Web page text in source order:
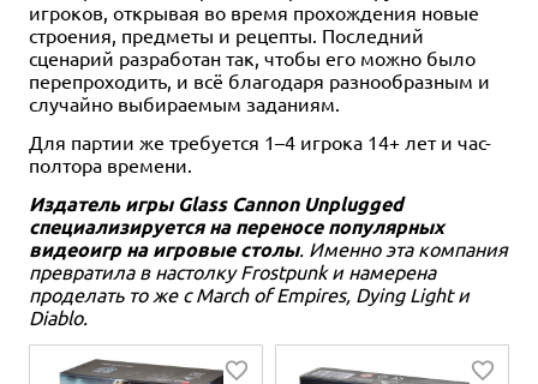
игроков, открывая во время прохождения новые
строения, предметы и рецепты. Последний
сценарий разработан так, чтобы его можно было
перепроходить, и всё благодаря разнообразным и
случайно выбираемым заданиям.
Для партии же требуется 1–4 игрока 14+ лет и час-
полтора времени.
Издатель игры Glass Cannon Unplugged
специализируется на переносе популярных
видеоигр на игровые столы. Именно эта компания
превратила в настолку Frostpunk и намерена
проделать то же с March of Empires, Dying Light и
Diablo.